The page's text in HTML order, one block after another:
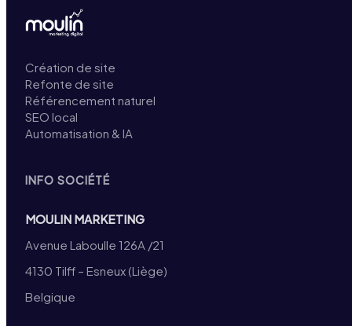
Création de site
Refonte de site
Référencement naturel
SEO local
Automatisation & IA
INFO SOCIÉTÉ
MOULIN MARKETING
Avenue Laboulle 126A /21
4130 Tilff – Esneux (Liège)
Belgique